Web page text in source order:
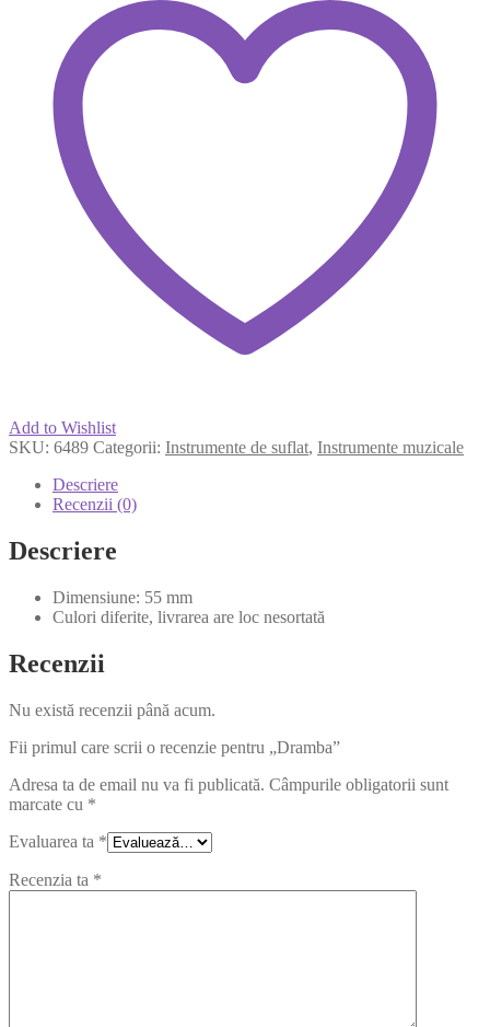
Add to Wishlist
SKU: 6489 Categorii: Instrumente de suflat, Instrumente muzicale
Descriere
Recenzii (0)
Descriere
Dimensiune: 55 mm
Culori diferite, livrarea are loc nesortată
Recenzii
Nu există recenzii până acum.
Fii primul care scrii o recenzie pentru „Dramba”
Adresa ta de email nu va fi publicată. Câmpurile obligatorii sunt
marcate cu *
Evaluarea ta *
Recenzia ta *